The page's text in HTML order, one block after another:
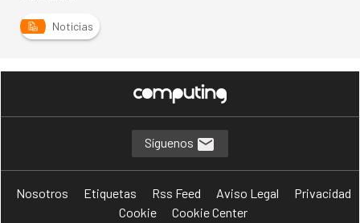
Noticias
Síguenos
Nosotros Etiquetas Rss Feed Aviso Legal
Privacidad
Cookie
Cookie Center